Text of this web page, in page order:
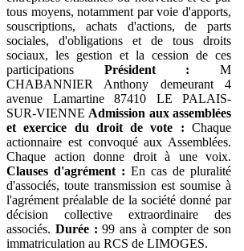
tous moyens, notamment par voie d'apports,
souscriptions, achats d'actions, de parts
sociales, d'obligations et de tous droits
sociaux, les gestion et la cession de ces
participations Président : M
CHABANNIER Anthony demeurant 4
avenue Lamartine 87410 LE PALAIS-
SUR-VIENNE Admission aux assemblées
et exercice du droit de vote : Chaque
actionnaire est convoqué aux Assemblées.
Chaque action donne droit à une voix.
Clauses d'agrément : En cas de pluralité
d'associés, toute transmission est soumise à
l'agrément préalable de la société donné par
décision collective extraordinaire des
associés. Durée : 99 ans à compter de son
immatriculation au RCS de LIMOGES.